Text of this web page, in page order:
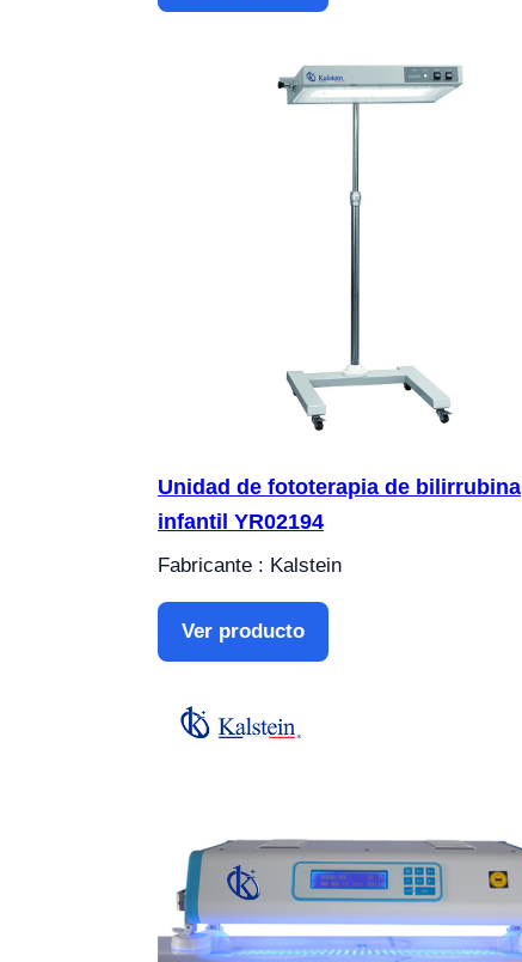
Unidad de fototerapia de bilirrubina
infantil YR02194
Fabricante : Kalstein
Ver producto